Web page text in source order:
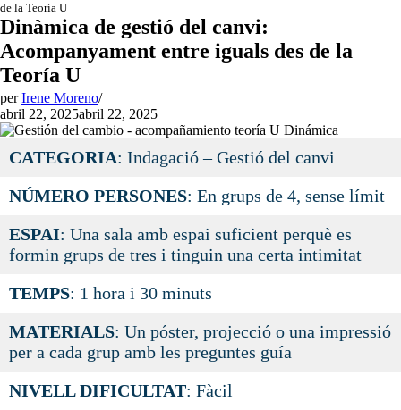
de la Teoría U
Dinàmica de gestió del canvi:
Acompanyament entre iguals des de la
Teoría U
perIrene Moreno
abril 22, 2025abril 22, 2025
CATEGORIA: Indagació – Gestió del canvi
NÚMERO PERSONES: En grups de 4, sense límit
ESPAI: Una sala amb espai suficient perquè es
formin grups de tres i tinguin una certa intimitat
TEMPS: 1 hora i 30 minuts
MATERIALS: Un póster, projecció o una impressió
per a cada grup amb les preguntes guía
NIVELL DIFICULTAT: Fàcil